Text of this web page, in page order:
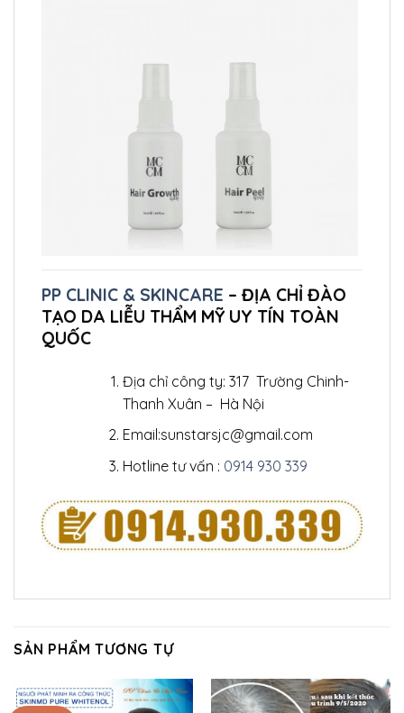
PP CLINIC & SKINCARE – ĐỊA CHỈ ĐÀO
TẠO DA LIỄU THẨM MỸ UY TÍN TOÀN
QUỐC
Địa chỉ công ty: 317 Trường Chinh-
Thanh Xuân – Hà Nội
Email:sunstarsjc@gmail.com
Hotline tư vấn : 0914 930 339
SẢN PHẨM TƯƠNG TỰ